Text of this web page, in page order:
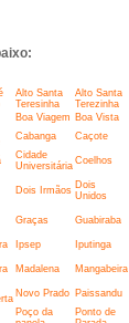
Alto Santa
Teresinha
Alto Santa
Terezinha
Boa Viagem Boa Vista
Cabanga Caçote
Cidade
Universitária Coelhos
Dois Irmãos Dois
Unidos
Graças Guabiraba
Ipsep Iputinga
Madalena Mangabeira
Novo Prado Paissandu
Poço da
Ponto de